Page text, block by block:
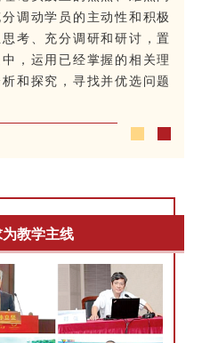
调动学员的主动性和积极
考、充分调研和研讨，置
，运用已经掌握的相关理
和探究，寻找并优选问题
为教学主线